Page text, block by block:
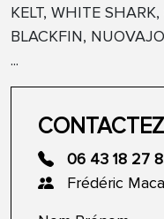
KELT, WHITE
BLACKFIN,
...
06 43 18 27
Frédéric